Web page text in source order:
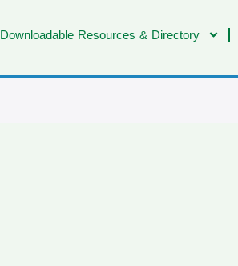
Downloadable Resources & Directory